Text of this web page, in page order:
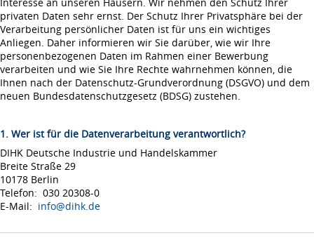
privaten Daten sehr ernst. Der Schutz Ihrer Privatsphäre bei der
Verarbeitung persönlicher Daten ist für uns ein wichtiges
Anliegen. Daher informieren wir Sie darüber, wie wir Ihre
personenbezogenen Daten im Rahmen einer Bewerbung
verarbeiten und wie Sie Ihre Rechte wahrnehmen können, die
Ihnen nach der Datenschutz-Grundverordnung (DSGVO) und dem
neuen Bundesdatenschutzgesetz (BDSG) zustehen.
1. Wer ist für die Datenverarbeitung verantwortlich?
DIHK Deutsche Industrie und Handelskammer
Breite Straße 29
10178 Berlin
Telefon: 030 20308-0
E-Mail: info@dihk.de